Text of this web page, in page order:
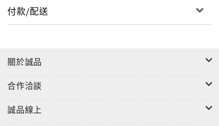
付款/配送
關於誠品
合作洽談
誠品線上